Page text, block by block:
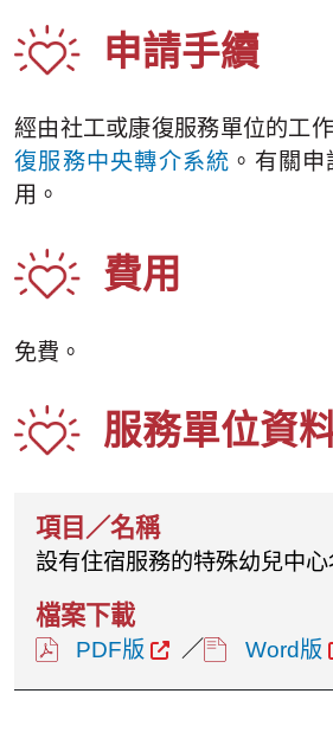
申請手續
經由社工或康復服務單位的工
復服務中央轉介系統 。有關
用。
費用
免費。
服務單位資
設有住宿服務的特殊幼兒中心
PDF版 ／ Word版